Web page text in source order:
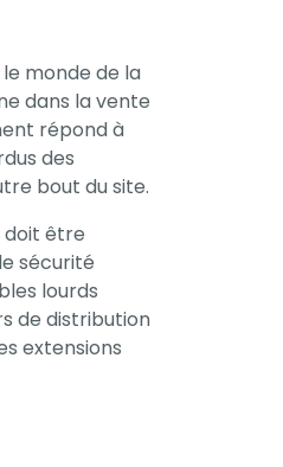
monde de la
dans la vente
répond à
des
bout du site.
doit être
sécurité
lourds
de distribution
extensions